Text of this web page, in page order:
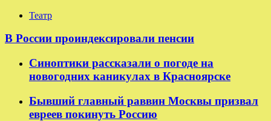
Театр
В России проиндексировали пенсии
Синоптики рассказали о погоде на
новогодних каникулах в Красноярске
Бывший главный раввин Москвы призвал
евреев покинуть Россию